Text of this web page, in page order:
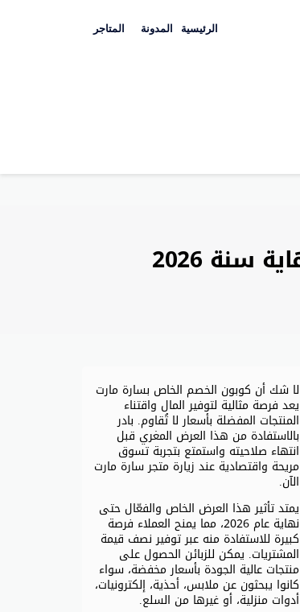
الرئيسية المدونة المتاجر
يمتد تأثير هذا العرض الخاص والفعّال حتى
نهاية عام 2026، مما يمنح العملاء فرصة
كبيرة للاستفادة منه عبر توفير نصف قيمة
المشتريات. يمكن للزبائن الحصول على
منتجات عالية الجودة بأسعار مخفضة، سواء
كانوا يبحثون عن ملابس، أحذية، إلكترونيات،
أدوات منزلية، أو غيرها من السلع.
لا شك أن كوبون الخصم الخاص بسارة مارت
يعد فرصة مثالية لتوفير المال واقتناء
المنتجات المفضلة بأسعار لا تُقاوم. بادر
بالاستفادة من هذا العرض المغري قبل
انتهاء صلاحيته واستمتع بتجربة تسوق
مريحة واقتصادية عند زيارة متجر سارة مارت
الآن.